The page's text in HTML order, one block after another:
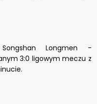
Longmen -
3:0 ligowym meczu z